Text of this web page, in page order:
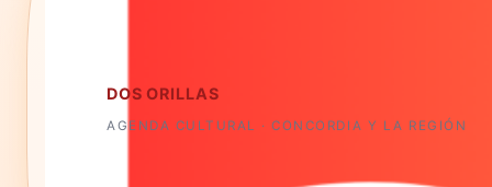
DOS ORILLAS
AGENDA CULTURAL · CONCORDIA Y LA REGIÓN